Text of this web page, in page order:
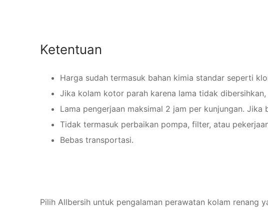
Ketentuan
Harga sudah termasuk bahan kimia standar seperti
Jika kolam kotor parah karena lama tidak
Lama pengerjaan maksimal 2 jam per kunjungan.
Tidak termasuk perbaikan pompa, filter, atau
Bebas transportasi.
Pilih Allbersih untuk pengalaman perawatan kolam renang